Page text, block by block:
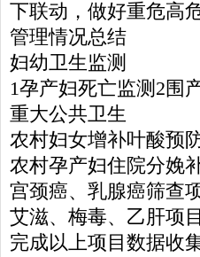
下联动，做好重危高
管理情况总结
妇幼卫生监测
1孕产妇死亡监测2围
重大公共卫生
农村妇女增补叶酸预
农村孕产妇住院分娩
宫颈癌、乳腺癌筛查
艾滋、梅毒、乙肝项目
完成以上项目数据收